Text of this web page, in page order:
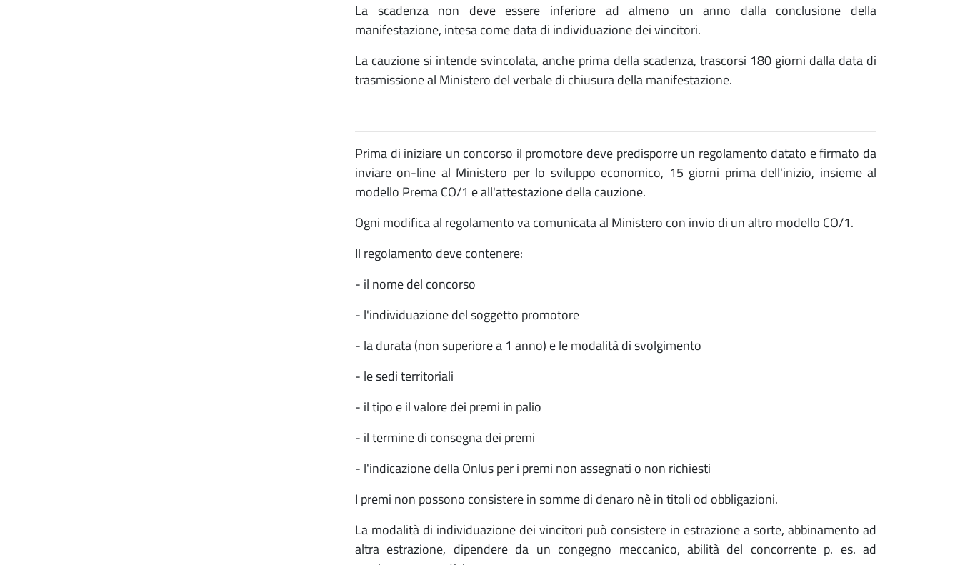
La scadenza non deve essere inferiore ad almeno un anno dalla conclusione della
manifestazione, intesa come data di individuazione dei vincitori.
La cauzione si intende svincolata, anche prima della scadenza, trascorsi 180 giorni dalla data di
trasmissione al Ministero del verbale di chiusura della manifestazione.
Prima di iniziare un concorso il promotore deve predisporre un regolamento datato e firmato da
inviare on-line al Ministero per lo sviluppo economico, 15 giorni prima dell'inizio, insieme al
modello Prema CO/1 e all'attestazione della cauzione.
Ogni modifica al regolamento va comunicata al Ministero con invio di un altro modello CO/1.
Il regolamento deve contenere:
- il nome del concorso
- l'individuazione del soggetto promotore
- la durata (non superiore a 1 anno) e le modalità di svolgimento
- le sedi territoriali
- il tipo e il valore dei premi in palio
- il termine di consegna dei premi
- l'indicazione della Onlus per i premi non assegnati o non richiesti
I premi non possono consistere in somme di denaro nè in titoli od obbligazioni.
La modalità di individuazione dei vincitori può consistere in estrazione a sorte, abbinamento ad
altra estrazione, dipendere da un congegno meccanico, abilità del concorrente p. es. ad